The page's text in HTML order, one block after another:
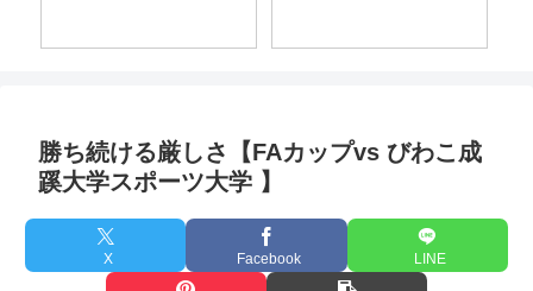
勝ち続ける厳しさ【FAカップvs びわこ成
蹊大学スポーツ大学 】
X Facebook LINE